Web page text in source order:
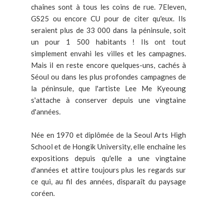
chaînes sont à tous les coins de rue. 7Eleven,
GS25 ou encore CU pour de citer qu'eux. Ils
seraient plus de 33 000 dans la péninsule, soit
un pour 1 500 habitants ! Ils ont tout
simplement envahi les villes et les campagnes.
Mais il en reste encore quelques-uns, cachés à
Séoul ou dans les plus profondes campagnes de
la péninsule, que l'artiste Lee Me Kyeoung
s'attache à conserver depuis une vingtaine
d'années.
Née en 1970 et diplômée de la Seoul Arts High
School et de Hongik University, elle enchaîne les
expositions depuis qu'elle a une vingtaine
d'années et attire toujours plus les regards sur
ce qui, au fil des années, disparaît du paysage
coréen.